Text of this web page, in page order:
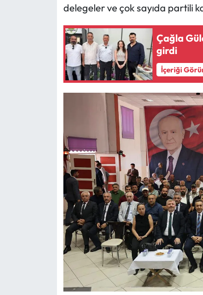
delegeler ve çok sayıda partili
Çağla
girdi
İçeriği
Yayla Haber
Yemek Tarifleri